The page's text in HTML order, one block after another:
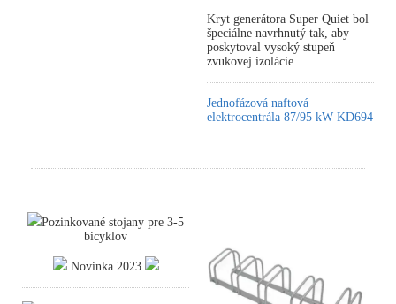
Kryt generátora Super Quiet bol
špeciálne navrhnutý tak, aby
poskytoval vysoký stupeň
zvukovej izolácie.
Jednofázová naftová
elektrocentrála 87/95 kW KD694
Pozinkované stojany pre 3-5
bicyklov
Novinka 2023